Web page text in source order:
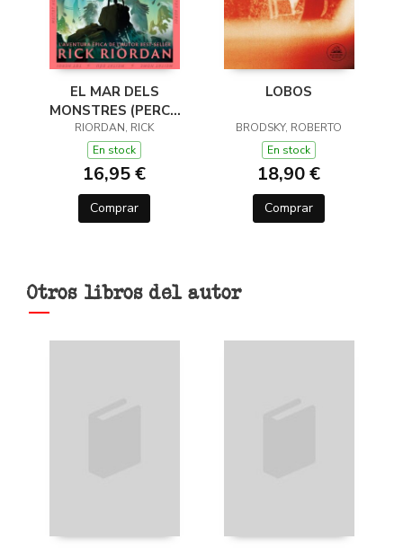
EL MAR DELS
MONSTRES (PERCY
JACKSON I ELS DÉUS
DE L'OLIMP 2)
RIORDAN, RICK
En stock
16,95 €
Comprar
LOBOS
BRODSKY, ROBERTO
En stock
18,90 €
Comprar
Otros libros del autor